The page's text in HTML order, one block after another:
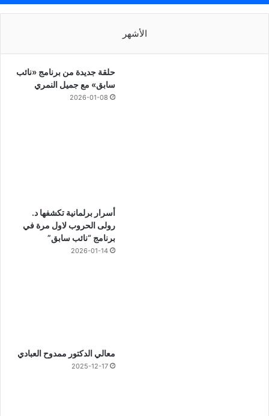
الأشهر
حلقة جديدة من برنامج «نائب
سابق» مع جميل النمري
2026-01-08
أسرار برلمانية تكشفها د.
رولى الحروب لاول مرة في
برنامج “نائب سابق”
2026-01-14
معالي الدكتور ممدوح العبادي
2025-12-17